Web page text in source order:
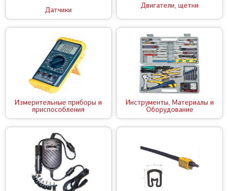
Датчики
Двигатели, щетки
Измерительные приборы и
приспособления
Инструменты, Материалы и
Оборудование